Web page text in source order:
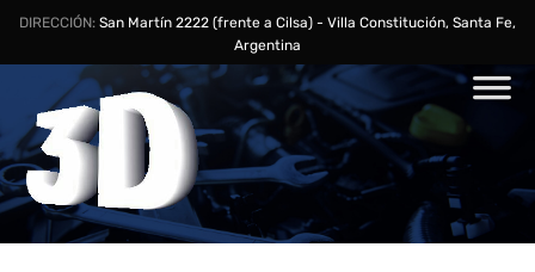
DIRECCIÓN: San Martín 2222 (frente a Cilsa) - Villa Constitución, Santa Fe,
Argentina